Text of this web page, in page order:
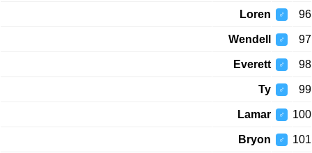
96
♂
Loren
97
♂
Wendell
98
♂
Everett
99
♂
Ty
100
♂
Lamar
101
♂
Bryon